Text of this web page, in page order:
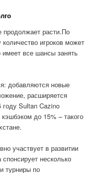
продолжает расти.По
количество игроков может
все шансы занять
добавляются новые
расширяется
Sultan Cazino
до 15% – такого
участвует в развитии
несколько
турниры по